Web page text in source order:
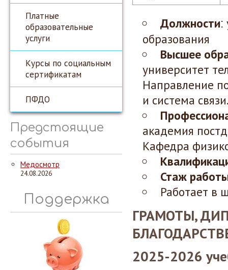
Платные
образовательные
услуги
Курсы по социальным
сертификатам
ПФДО
Предстоящие
события
Медосмотр
24.08.2026
Поддержка
Должности:
образования
Высшее
университет
Направление
и система
академия
Кафедра
Стаж
Работает в
ГРАМОТЫ,
2025-2026